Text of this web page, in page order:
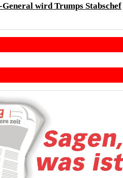
General wird Trumps Stabschef